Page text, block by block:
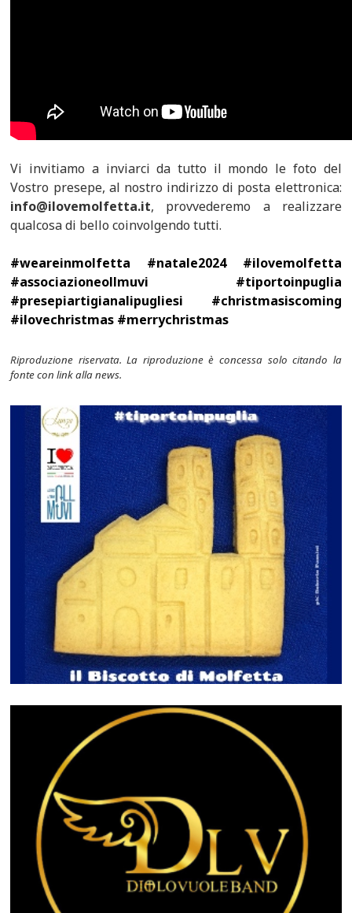
Vi invitiamo a inviarci da tutto il mondo le foto del
Vostro presepe, al nostro indirizzo di posta elettronica:
info@ilovemolfetta.it, provvederemo a realizzare
qualcosa di bello coinvolgendo tutti.
#weareinmolfetta #natale2024 #ilovemolfetta
#associazioneollmuvi #tiportoinpuglia
#presepiartigianalipugliesi #christmasiscoming
#ilovechristmas #merrychristmas
Riproduzione riservata. La riproduzione è concessa solo citando la
fonte con link alla news.